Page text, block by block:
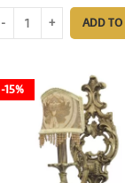
ADD
-15%